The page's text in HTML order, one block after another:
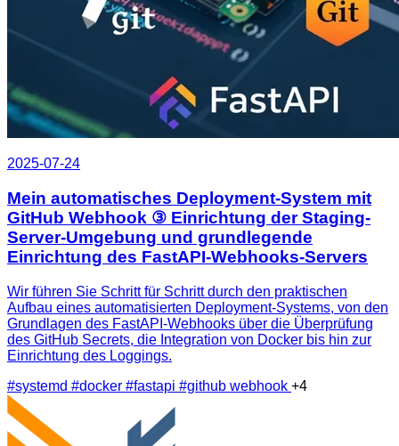
2025-07-24
Mein automatisches Deployment-System mit
GitHub Webhook ③ Einrichtung der Staging-
Server-Umgebung und grundlegende
Einrichtung des FastAPI-Webhooks-Servers
Wir führen Sie Schritt für Schritt durch den praktischen
Aufbau eines automatisierten Deployment-Systems, von den
Grundlagen des FastAPI-Webhooks über die Überprüfung
des GitHub Secrets, die Integration von Docker bis hin zur
Einrichtung des Loggings.
#systemd #docker #fastapi #github webhook +4